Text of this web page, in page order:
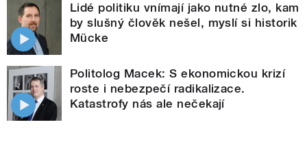
Lidé politiku vnímají jako nutné zlo, kam
by slušný člověk nešel, myslí si historik
Mücke
Politolog Macek: S ekonomickou krizí
roste i nebezpečí radikalizace.
Katastrofy nás ale nečekají